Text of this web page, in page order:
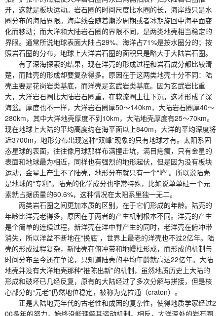
开，这就是板块运动。岩石圈的时间尺度比水圈的长，海岸线只是水
圈分布的海陆界限。海岸线会随着潮汐周期或者冰期旋回中海平面变
化而移动；而大洋和大陆岩石圈的界限不同，是两类地壳相当稳定的
界限。通常所说地球表面大陆占29%、海洋占71%是按水圈分的；按
照岩石圈的分布，地球上大洋岩石圈的面积只是略大于大陆岩石圈。
有了深海探索的结果，现在洋壳的形成过程和岩石成分都比较清
楚，而陆壳的形成却要复杂得多。原因在于这两类地壳十分不同：陆
壳主要是花岗岩类基底，而洋壳是玄武岩类基底。因为玄武岩比重
大，大洋岩石圈比大陆岩石圈重，在软流圈上往下沉，这才形成了深
海盆。厚度也不一样，大洋岩石圈厚50～140km，大陆岩石圈厚40～
280km，其中大洋地壳厚度不到10km，大陆地壳厚度有25～70km。
现在地球上大陆的平均高度约在海平面以上840m，大洋的平均深度将
近3700m，地形分布出现这种“双峰”现象的只有地球才有。太阳系固
态星球的表面，往往像月球那样布满撞击坑，满目疮痍，只有金星的
表面和地球最为相近，同样也有强烈的地形起伏，但是因为没有板块
运动，金星上产生不了陆壳，地形分布就只有一个“峰”。所以说陆壳
是地球的“专利”。陆壳的化学成分也非常特殊，比如说单单硅一个元
素就占据质量的60.6%，这种情况在太阳系里独一无二。
两类岩石圈之间更加本质的区别，在于它们形成的年龄。陆壳的
年龄比洋壳老得多，原因在于两者的产生机制根本不同。洋壳的产生
是个简单的连续过程，新洋壳在洋中脊产生的同时，老洋壳在俯冲带
消失，所以洋盆不断地在“换底”，世界上最老的洋壳也不过2亿年。陆
壳的形成过程复杂，新陆壳在俯冲带和地幔柱形成，而形成的机制与
时间分布至今还在争论，只知道陆壳的平均年龄就高达22亿年。大陆
地壳并没有大洋地壳那种“推陈出新”的机制，虽然地质历史上大陆的
形成和破坏已几经反复，原有的大陆经过了多次分解与拼接，但是核
心部分的“元老”仍然地位稳定，被称为克拉通（craton）。
正是大陆地壳年代的古老性和成因的复杂性，使得地质学家经过2
00多年的努力，始终没能理解其运动机制。相反，大洋深处的岩石圈